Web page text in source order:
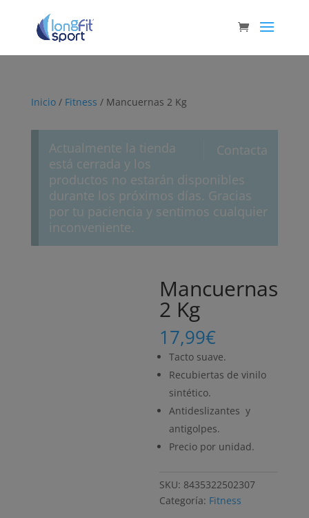
Inicio/ Fitness / Mancuernas 2 Kg
Contacta
Actualmente la tienda
está cerrada y los
productos no estarán disponibles
durante los próximos días. Gracias
por tu paciencia y sentimos cualquier
inconveniente.
Mancuernas
2 Kg
17,99€
Tacto suave.
Recubiertas de vinilo
sintético.
Antideslizantes y
antigolpes.
Precio por unidad.
SKU: 8435322502307
Categoría: Fitness